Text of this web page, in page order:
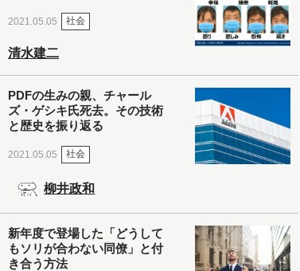
2021.05.05 社会
清水建二
PDFの生みの親、チャール
ズ・ゲシキ氏死去。その技術
と歴史を振り返る
2021.05.05 社会
柳井政和
新年度で登場した「どうして
もソリが合わない同僚」と付
き合う方法